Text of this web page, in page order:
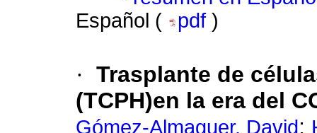
Español (
pdf )
· Trasplante de
(TCPH)en la era del
Gómez-Almaguer, David ;